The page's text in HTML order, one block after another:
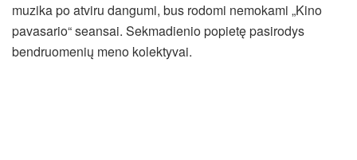
muzika po atviru dangumi, bus rodomi nemokami „Kino
pavasario“ seansai. Sekmadienio popietę pasirodys
bendruomenių meno kolektyvai.